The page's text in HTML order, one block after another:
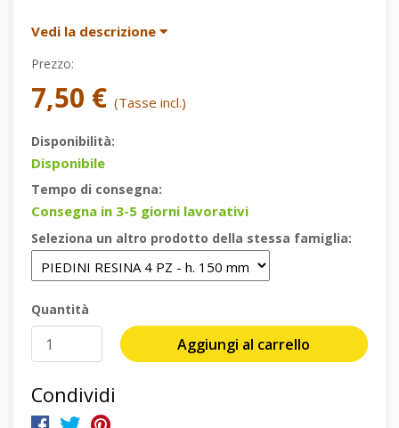
Vedi la descrizione
Prezzo:
7,50 € (Tasse incl.)
Disponibilità:
Disponibile
Tempo di consegna:
Consegna in 3-5 giorni lavorativi
Seleziona un altro prodotto della stessa famiglia:
Quantità
Aggiungi al carrello
Condividi